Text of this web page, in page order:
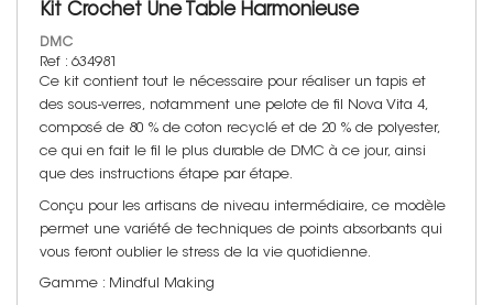
Kit Crochet Une Table Harmonieuse
DMC
Ref : 634981
Ce kit contient tout le nécessaire pour réaliser un tapis et
des sous-verres, notamment une pelote de fil Nova Vita 4,
composé de 80 % de coton recyclé et de 20 % de polyester,
ce qui en fait le fil le plus durable de DMC à ce jour, ainsi
que des instructions étape par étape.
Conçu pour les artisans de niveau intermédiaire, ce modèle
permet une variété de techniques de points absorbants qui
vous feront oublier le stress de la vie quotidienne.
Gamme : Mindful Making